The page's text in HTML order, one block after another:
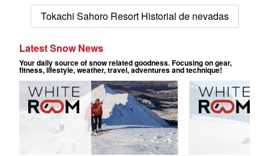
Tokachi Sahoro Resort Historial de nevadas